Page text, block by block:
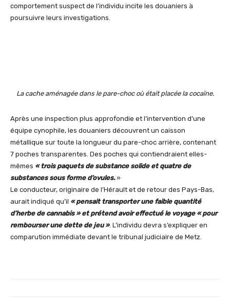
comportement suspect de l’individu incite les douaniers à
poursuivre leurs investigations.
La cache aménagée dans le pare-choc où était placée la cocaïne.
Après une inspection plus approfondie et l’intervention d’une
équipe cynophile, les douaniers découvrent un caisson
métallique sur toute la longueur du pare-choc arrière, contenant
7 poches transparentes. Des poches qui contiendraient elles-
mêmes « trois paquets de substance solide et quatre de
substances sous forme d’ovules.»
Le conducteur, originaire de l’Hérault et de retour des Pays-Bas,
aurait indiqué qu’il « pensait transporter une faible quantité
d’herbe de cannabis » et prétend avoir effectué le voyage « pour
rembourser une dette de jeu ». L’individu devra s’expliquer en
comparution immédiate devant le tribunal judiciaire de Metz.